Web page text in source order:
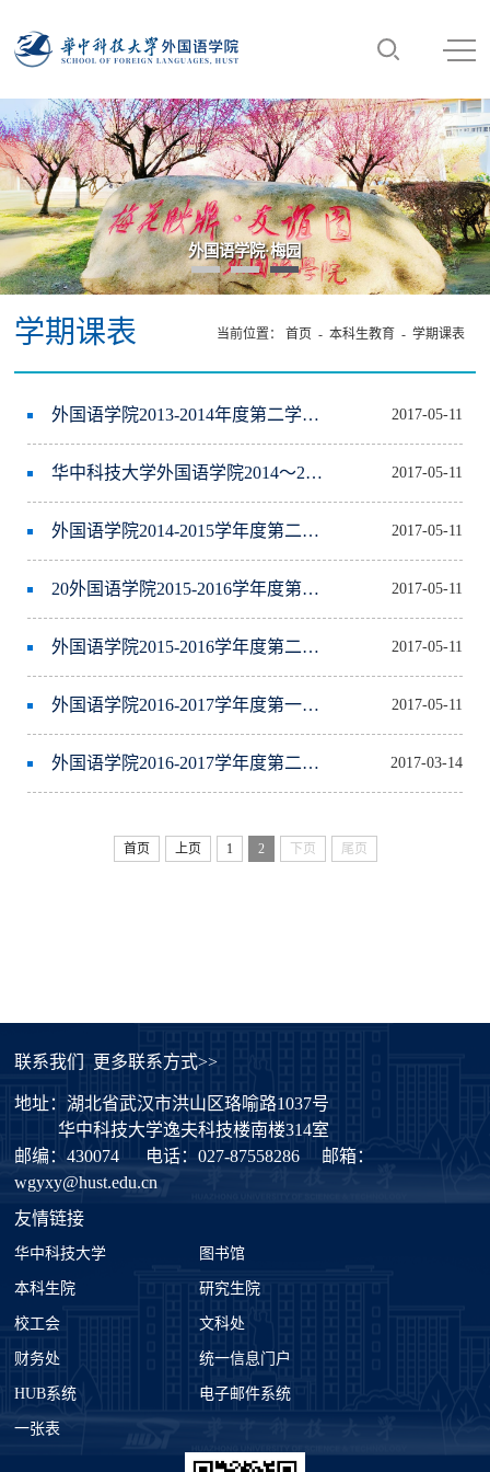
外国语学院·梅园
学期课表 当前位置： 首页 - 本科生教育 - 学期课表
外国语学院2013-2014年度第二学期课表(定) 2017-05-11
华中科技大学外国语学院2014～2015学年度第一学期课表 2017-05-11
外国语学院2014-2015学年度第二学期本科课表A4 2017-05-11
20外国语学院2015-2016学年度第一学期课表 2017-05-11
外国语学院2015-2016学年度第二学期课表 2017-05-11
外国语学院2016-2017学年度第一学期课表 2017-05-11
外国语学院2016-2017学年度第二学期课表 2017-03-14
首页 上页 1 2 下页 尾页
联系我们 更多联系方式>>
地址：湖北省武汉市洪山区珞喻路1037号
华中科技大学逸夫科技楼南楼314室
邮编：430074
电话：027-87558286
邮箱：
wgyxy@hust.edu.cn
友情链接
华中科技大学 图书馆
本科生院 研究生院
校工会 文科处
财务处 统一信息门户
HUB系统 电子邮件系统
一张表